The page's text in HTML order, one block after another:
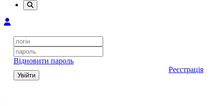
Відновити пароль
Увійти
Реєстрація